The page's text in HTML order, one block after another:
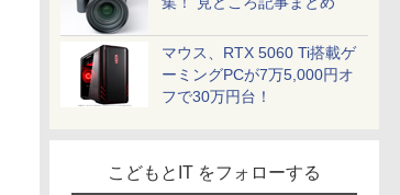
マウス、RTX 5060 Ti搭載ゲ
ーミングPCが7万5,000円オ
フで30万円台！
こどもとIT をフォローする